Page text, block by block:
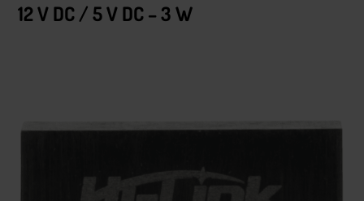
12 V DC / 5 V DC – 3 W